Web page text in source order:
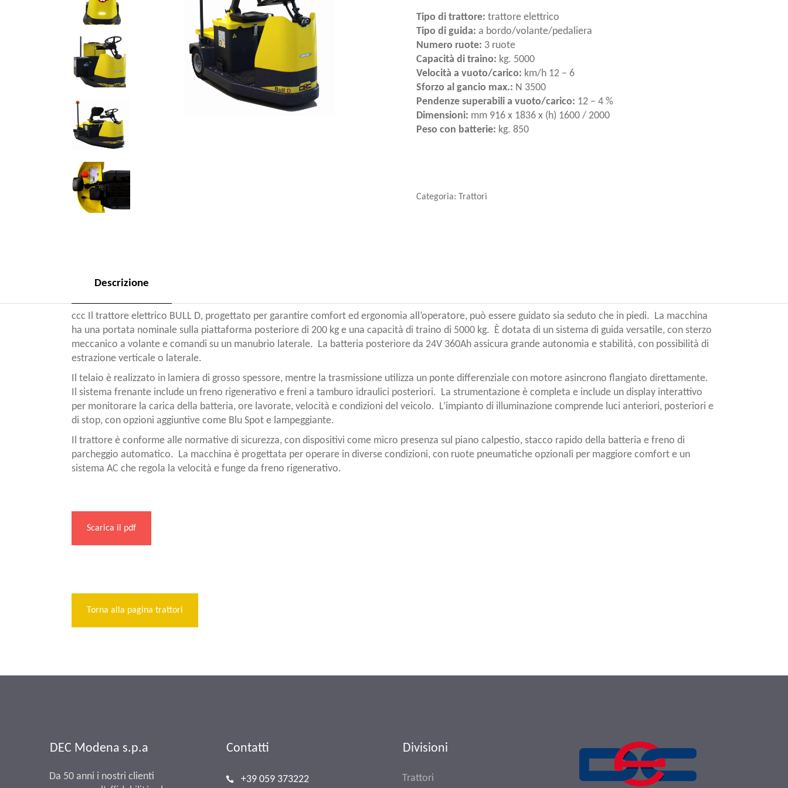
Tipo di trattore: trattore elettrico
Tipo di guida: a bordo/volante/pedaliera
Numero ruote: 3 ruote
Capacità di traino: kg. 5000
Velocità a vuoto/carico: km/h 12 – 6
Sforzo al gancio max.: N 3500
Pendenze superabili a vuoto/carico: 12 – 4 %
Dimensioni: mm 916 x 1836 x (h) 1600 / 2000
Peso con batterie: kg. 850
Categoria: Trattori
Descrizione
ccc Il trattore elettrico BULL D, progettato per garantire comfort ed ergonomia all’operatore, può essere guidato sia seduto che in piedi. ​ La macchina
ha una portata nominale sulla piattaforma posteriore di 200 kg e una capacità di traino di 5000 kg. ​ È dotata di un sistema di guida versatile, con sterzo
meccanico a volante e comandi su un manubrio laterale. ​ La batteria posteriore da 24V 360Ah assicura grande autonomia e stabilità, con possibilità di
estrazione verticale o laterale. ​
Il telaio è realizzato in lamiera di grosso spessore, mentre la trasmissione utilizza un ponte differenziale con motore asincrono flangiato direttamente. ​
Il sistema frenante include un freno rigenerativo e freni a tamburo idraulici posteriori. ​ La strumentazione è completa e include un display interattivo
per monitorare la carica della batteria, ore lavorate, velocità e condizioni del veicolo. ​ L’impianto di illuminazione comprende luci anteriori, posteriori e
di stop, con opzioni aggiuntive come Blu Spot e lampeggiante. ​
Il trattore è conforme alle normative di sicurezza, con dispositivi come micro presenza sul piano calpestio, stacco rapido della batteria e freno di
parcheggio automatico. ​ La macchina è progettata per operare in diverse condizioni, con ruote pneumatiche opzionali per maggiore comfort e un
sistema AC che regola la velocità e funge da freno rigenerativo.
Scarica il pdf
Torna alla pagina trattori
DEC Modena s.p.a
Da 50 anni i nostri clienti
Contatti
+39 059 373222
Divisioni
Trattori